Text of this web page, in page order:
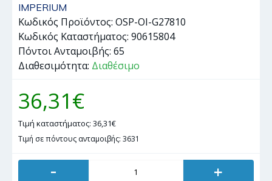
IMPERIUM
Κωδικός Προϊόντος: OSP-OI-G27810
Κωδικός Καταστήματος: 90615804
Πόντοι Ανταμοιβής: 65
Διαθεσιμότητα: Διαθέσιμο
36,31€
Τιμή καταστήματος: 36,31€
Τιμή σε πόντους ανταμοιβής: 3631
- +